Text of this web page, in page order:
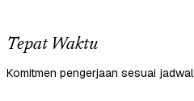
Tepat Waktu
Komitmen pengerjaan sesuai